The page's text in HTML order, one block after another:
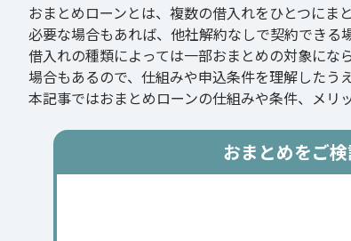
おまとめローンとは、複数の借入れをひとつにま
必要な場合もあれば、他社解約なしで契約できる
借入れの種類によっては一部おまとめの対象に
場合もあるので、仕組みや申込条件を理解したう
本記事ではおまとめローンの仕組みや条件、メリ
おまとめをご